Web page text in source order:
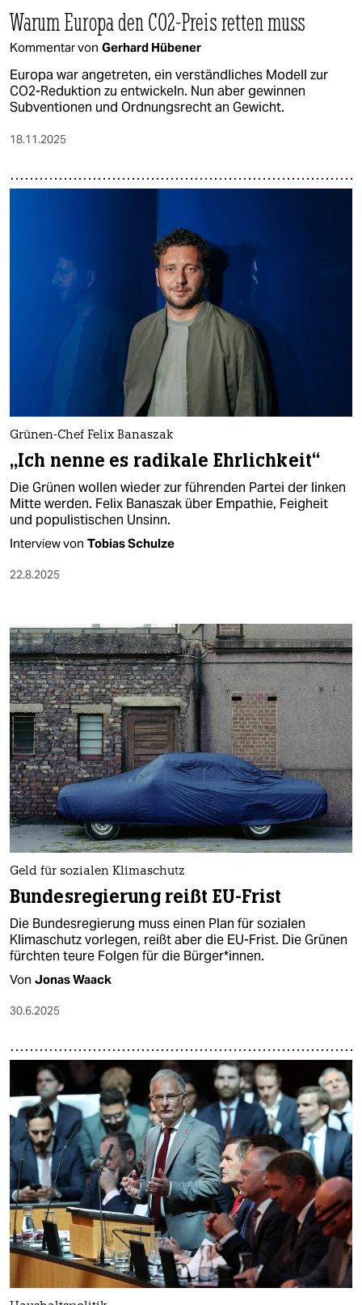
Warum Europa den CO2-Preis retten muss
Kommentar von Gerhard Hübener
Europa war angetreten, ein verständliches Modell zur
CO2-Reduktion zu entwickeln. Nun aber gewinnen
Subventionen und Ordnungsrecht an Gewicht.
18.11.2025
Grünen-Chef Felix Banaszak
„Ich nenne es radikale Ehrlichkeit“
Die Grünen wollen wieder zur führenden Partei der linken
Mitte werden. Felix Banaszak über Empathie, Feigheit
und populistischen Unsinn.
Interview von Tobias Schulze
22.8.2025
Geld für sozialen Klimaschutz
Bundesregierung reißt EU-Frist
Die Bundesregierung muss einen Plan für sozialen
Klimaschutz vorlegen, reißt aber die EU-Frist. Die Grünen
fürchten teure Folgen für die Bürger*innen.
Von Jonas Waack
30.6.2025